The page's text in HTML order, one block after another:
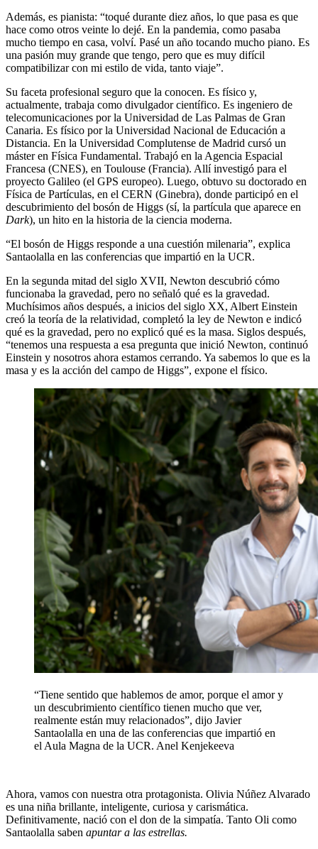
Además, es pianista: “toqué durante diez años, lo que pasa es que
hace como otros veinte lo dejé. En la pandemia, como pasaba
mucho tiempo en casa, volví. Pasé un año tocando mucho piano. Es
una pasión muy grande que tengo, pero que es muy difícil
compatibilizar con mi estilo de vida, tanto viaje”.
Su faceta profesional seguro que la conocen. Es físico y,
actualmente, trabaja como divulgador científico. Es ingeniero de
telecomunicaciones por la Universidad de Las Palmas de Gran
Canaria. Es físico por la Universidad Nacional de Educación a
Distancia. En la Universidad Complutense de Madrid cursó un
máster en Física Fundamental. Trabajó en la Agencia Espacial
Francesa (CNES), en Toulouse (Francia). Allí investigó para el
proyecto Galileo (el GPS europeo). Luego, obtuvo su doctorado en
Física de Partículas, en el CERN (Ginebra), donde participó en el
descubrimiento del bosón de Higgs (sí, la partícula que aparece en
Dark), un hito en la historia de la ciencia moderna.
“El bosón de Higgs responde a una cuestión milenaria”, explica
Santaolalla en las conferencias que impartió en la UCR.
En la segunda mitad del siglo XVII, Newton descubrió cómo
funcionaba la gravedad, pero no señaló qué es la gravedad.
Muchísimos años después, a inicios del siglo XX, Albert Einstein
creó la teoría de la relatividad, completó la ley de Newton e indicó
qué es la gravedad, pero no explicó qué es la masa. Siglos después,
“tenemos una respuesta a esa pregunta que inició Newton, continuó
Einstein y nosotros ahora estamos cerrando. Ya sabemos lo que es la
masa y es la acción del campo de Higgs”, expone el físico.
“Tiene sentido que hablemos de amor, porque el amor y
un descubrimiento científico tienen mucho que ver,
realmente están muy relacionados”, dijo Javier
Santaolalla en una de las conferencias que impartió en
el Aula Magna de la UCR. Anel Kenjekeeva
Ahora, vamos con nuestra otra protagonista. Olivia Núñez Alvarado
es una niña brillante, inteligente, curiosa y carismática.
Definitivamente, nació con el don de la simpatía. Tanto Oli como
Santaolalla saben apuntar a las estrellas.